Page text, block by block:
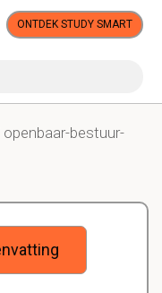
ONTDEK STUDY SMART
bestuur-